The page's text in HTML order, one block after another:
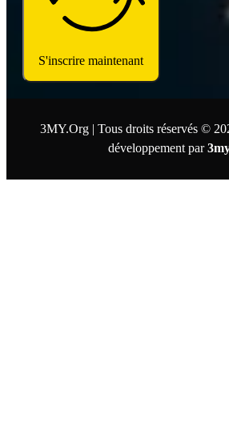
S'inscrire maintenant
3MY.Org | Tous droits réservés ©
développement par